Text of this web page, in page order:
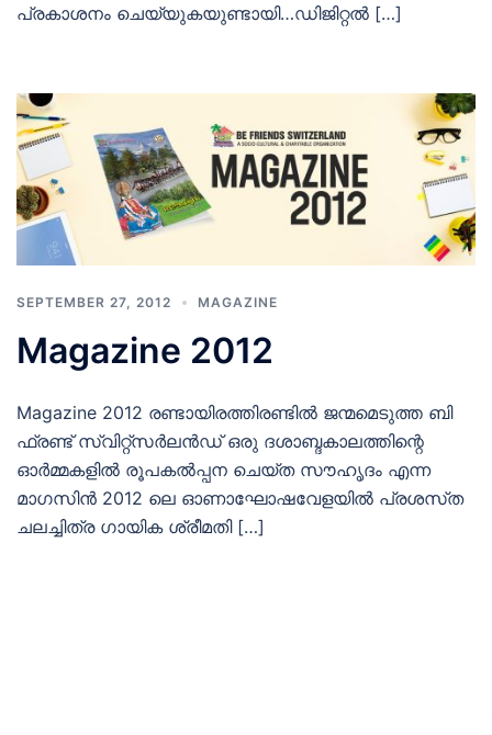
പ്രകാശനം ചെയ്യുകയുണ്ടായി…ഡിജിറ്റല്‍ […]
SEPTEMBER 27, 2012 MAGAZINE
Magazine 2012
Magazine 2012 രണ്ടായിരത്തിരണ്ടിൽ ജന്മമെടുത്ത ബി
ഫ്രണ്ട് സ്വിറ്റ്സർലൻഡ് ഒരു ദശാബ്ദകാലത്തിന്റെ
ഓർമ്മകളിൽ രൂപകൽപ്പന ചെയ്‌ത സൗഹൃദം എന്ന
മാഗസിൻ 2012 ലെ ഓണാഘോഷവേളയിൽ പ്രശസ്‌ത
ചലച്ചിത്ര ഗായിക ശ്രീമതി […]